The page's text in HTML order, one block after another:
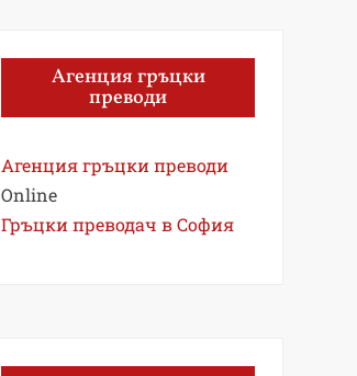
Агенция гръцки
преводи
Агенция гръцки преводи
Online
Гръцки преводач в София